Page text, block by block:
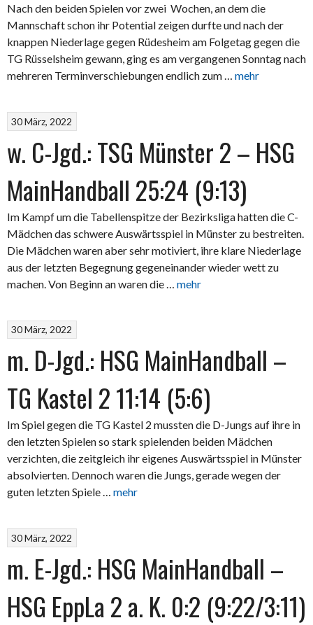
Nach den beiden Spielen vor zwei Wochen, an dem die
Mannschaft schon ihr Potential zeigen durfte und nach der
knappen Niederlage gegen Rüdesheim am Folgetag gegen die
TG Rüsselsheim gewann, ging es am vergangenen Sonntag nach
mehreren Terminverschiebungen endlich zum … mehr
30 März, 2022
w. C-Jgd.: TSG Münster 2 – HSG
MainHandball 25:24 (9:13)
Im Kampf um die Tabellenspitze der Bezirksliga hatten die C-
Mädchen das schwere Auswärtsspiel in Münster zu bestreiten.
Die Mädchen waren aber sehr motiviert, ihre klare Niederlage
aus der letzten Begegnung gegeneinander wieder wett zu
machen. Von Beginn an waren die … mehr
30 März, 2022
m. D-Jgd.: HSG MainHandball –
TG Kastel 2 11:14 (5:6)
Im Spiel gegen die TG Kastel 2 mussten die D-Jungs auf ihre in
den letzten Spielen so stark spielenden beiden Mädchen
verzichten, die zeitgleich ihr eigenes Auswärtsspiel in Münster
absolvierten. Dennoch waren die Jungs, gerade wegen der
guten letzten Spiele … mehr
30 März, 2022
m. E-Jgd.: HSG MainHandball –
HSG EppLa 2 a. K. 0:2 (9:22/3:11)